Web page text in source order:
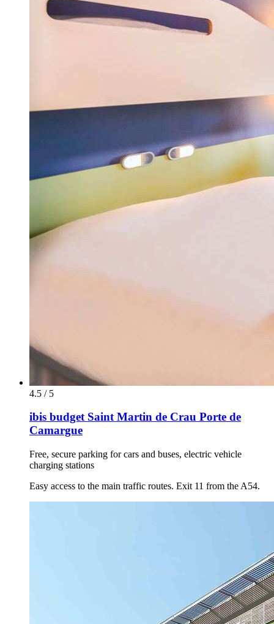
4.5 / 5
ibis budget Saint Martin de Crau Porte de
Camargue
Free, secure parking for cars and buses, electric vehicle
charging stations
Easy access to the main traffic routes. Exit 11 from the A54.